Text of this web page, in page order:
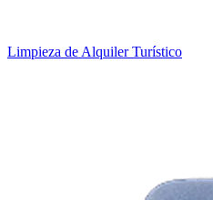
Limpieza de Alquiler Turístico